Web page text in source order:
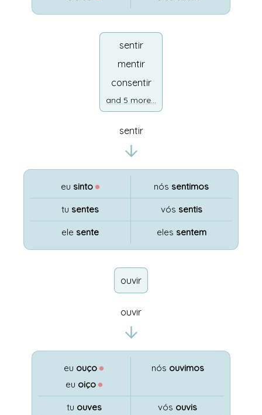
sentir
mentir
consentir
and 5 more...
sentir
eu sinto ●
tu sentes
ele sente
nós sentimos
vós sentis
eles sentem
ouvir
ouvir
eu ouço ●
eu oiço ●
tu ouves
nós ouvimos
vós ouvis